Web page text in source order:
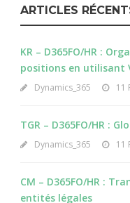
ARTICLES
KR – D365FO/HR :
positions en utilisant
Dynamics_365 11
TGR – D365FO/HR :
Dynamics_365 11
CM – D365FO/HR :
entités légales